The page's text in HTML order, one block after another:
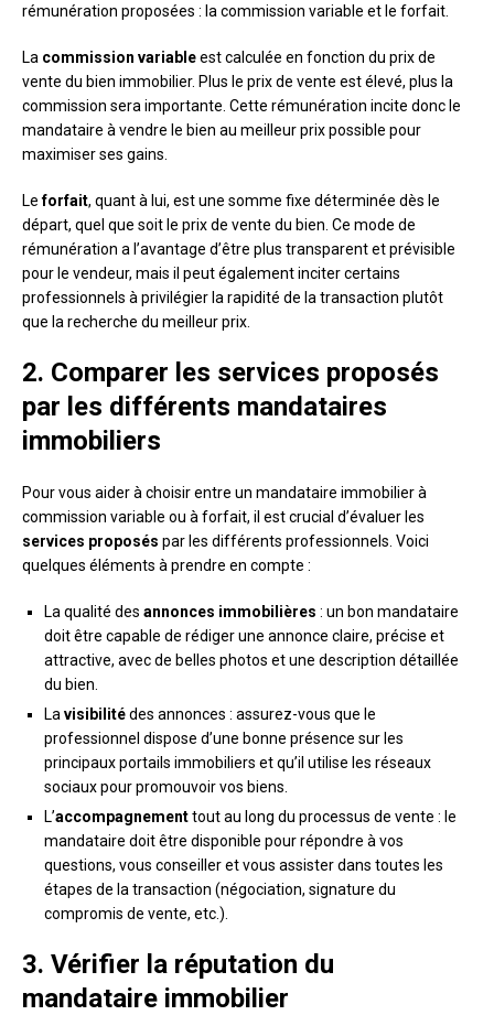
rémunération proposées : la commission variable et le forfait.
La commission variableest calculée en fonction du prix de
vente du bien immobilier. Plus le prix de vente est élevé, plus la
commission sera importante. Cette rémunération incite donc le
mandataire à vendre le bien au meilleur prix possible pour
maximiser ses gains.
Leforfait, quant à lui, est une somme fixe déterminée dès le
départ, quel que soit le prix de vente du bien. Ce mode de
rémunération a l’avantage d’être plus transparent et prévisible
pour le vendeur, mais il peut également inciter certains
professionnels à privilégier la rapidité de la transaction plutôt
que la recherche du meilleur prix.
2. Comparer les services proposés
par les différents mandataires
immobiliers
Pour vous aider à choisir entre un mandataire immobilier à
commission variable ou à forfait, il est crucial d’évaluer les
services proposés par les différents professionnels. Voici
quelques éléments à prendre en compte :
La qualité des annonces immobilières : un bon mandataire
doit être capable de rédiger une annonce claire, précise et
attractive, avec de belles photos et une description détaillée
du bien.
La visibilitédes annonces : assurez-vous que le
professionnel dispose d’une bonne présence sur les
principaux portails immobiliers et qu’il utilise les réseaux
sociaux pour promouvoir vos biens.
L’accompagnementtout au long du processus de vente : le
mandataire doit être disponible pour répondre à vos
questions, vous conseiller et vous assister dans toutes les
étapes de la transaction (négociation, signature du
compromis de vente, etc.).
3. Vérifier la réputation du
mandataire immobilier